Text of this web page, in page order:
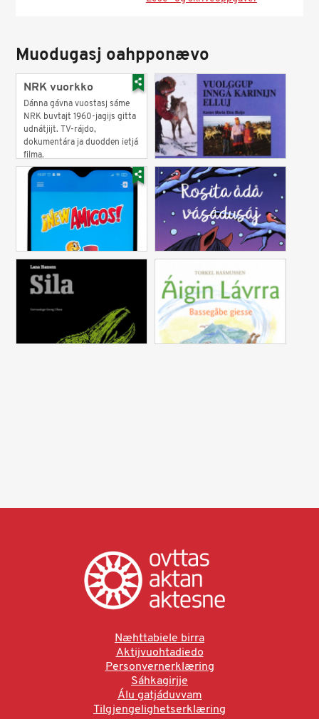
Muodugasj oahpponævo
NRK vuorkko
Dánna gávna vuostasj sáme
NRK buvtajt 1960-jagijs gitta
udnátjijt. TV-rájdo,
dokumentára ja duodden ietjá
filma.
Næhttabiele birra
Aktijvuohtadiedo
Personvernerklæring
Sáhkagirjje
Álu gatjáduvvam
Tilgjengelighetserklæring